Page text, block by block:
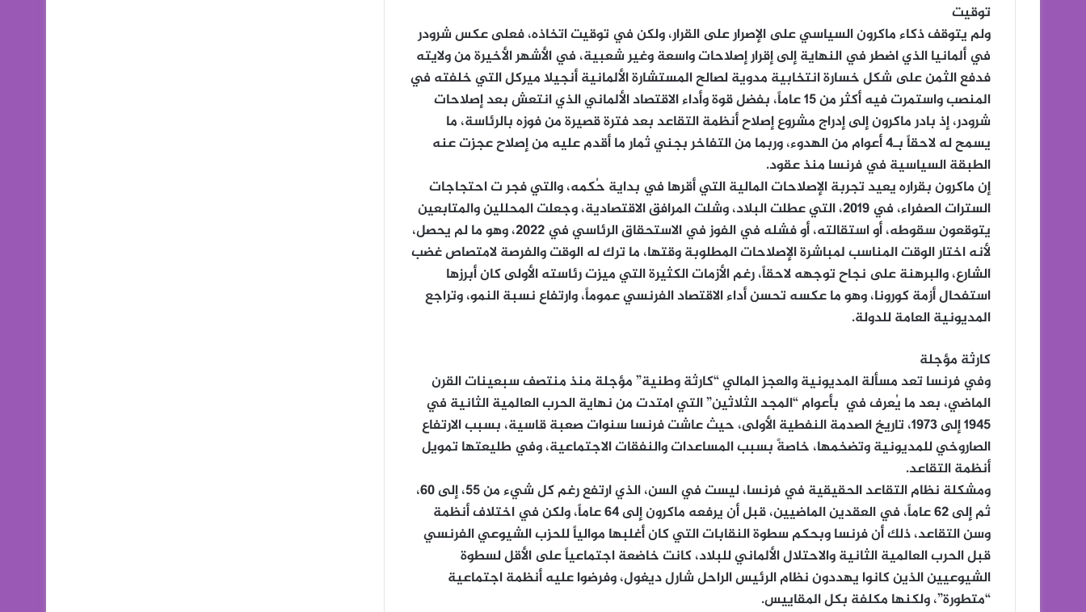
توقيت
ولم يتوقف ذكاء ماكرون السياسي على الإصرار على القرار، ولكن في توقيت اتخاذه، فعلى عكس شرودر
في ألمانيا الذي اضطر في النهاية إلى إقرار إصلاحات واسعة وغير شعبية، في الأشهر الأخيرة من ولايته
فدفع الثمن على شكل خسارة انتخابية مدوية لصالح المستشارة الألمانية أنجيلا ميركل التي خلفته في
المنصب واستمرت فيه أكثر من 15 عاماً، بفضل قوة وأداء الاقتصاد الألماني الذي انتعش بعد إصلاحات
شرودر، إذ بادر ماكرون إلى إدراج مشروع إصلاح أنظمة التقاعد بعد فترة قصيرة من فوزه بالرئاسة، ما
يسمح له لاحقاً بـ4 أعوام من الهدوء، وربما من التفاخر بجني ثمار ما أقدم عليه من إصلاح عجزت عنه
الطبقة السياسية في فرنسا منذ عقود.
إن ماكرون بقراره يعيد تجربة الإصلاحات المالية التي أقرها في بداية حُكمه، والتي فجر ت احتجاجات
السترات الصفراء، في 2019، التي عطلت البلاد، وشلت المرافق الاقتصادية، وجعلت المحللين والمتابعين
يتوقعون سقوطه، أو استقالته، أو فشله في الفوز في الاستحقاق الرئاسي في 2022، وهو ما لم يحصل،
لأنه اختار الوقت المناسب لمباشرة الإصلاحات المطلوبة وقتها، ما ترك له الوقت والفرصة لامتصاص غضب
الشارع، والبرهنة على نجاح توجهه لاحقاً، رغم الأزمات الكثيرة التي ميزت رئاسته الأولى كان أبرزها
استفحال أزمة كورونا، وهو ما عكسه تحسن أداء الاقتصاد الفرنسي عموماً، وارتفاع نسبة النمو، وتراجع
المديونية العامة للدولة.
كارثة مؤجلة
وفي فرنسا تعد مسألة المديونية والعجز المالي “كارثة وطنية” مؤجلة منذ منتصف سبعينات القرن
الماضي، بعد ما يُعرف في بأعوام “المجد الثلاثين” التي امتدت من نهاية الحرب العالمية الثانية في
1945 إلى 1973، تاريخ الصدمة النفطية الأولى، حيث عاشت فرنسا سنوات صعبة قاسية، بسبب الارتفاع
الصاروخي للمديونية وتضخمها، خاصةً بسبب المساعدات والنفقات الاجتماعية، وفي طليعتها تمويل
أنظمة التقاعد.
ومشكلة نظام التقاعد الحقيقية في فرنسا، ليست في السن، الذي ارتفع رغم كل شيء من 55، إلى 60،
ثم إلى 62 عاماً، في العقدين الماضيين، قبل أن يرفعه ماكرون إلى 64 عاماً، ولكن في اختلاف أنظمة
وسن التقاعد، ذلك أن فرنسا وبحكم سطوة النقابات التي كان أغلبها موالياً للحزب الشيوعي الفرنسي
قبل الحرب العالمية الثانية والاحتلال الألماني للبلاد، كانت خاضعة اجتماعياً على الأقل لسطوة
الشيوعيين الذين كانوا يهددون نظام الرئيس الراحل شارل ديغول، وفرضوا عليه أنظمة اجتماعية
“متطورة”، ولكنها مكلفة بكل المقاييس.